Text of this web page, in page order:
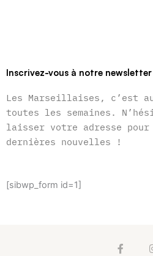
Inscrivez-vous à notre newsletter
Les Marseillaises, c’est
toutes les semaines.
laisser votre adresse
dernières nouvelles !
[sibwp_form id=1]
F